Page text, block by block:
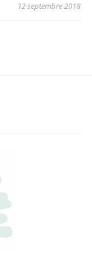
12 septembre 2018